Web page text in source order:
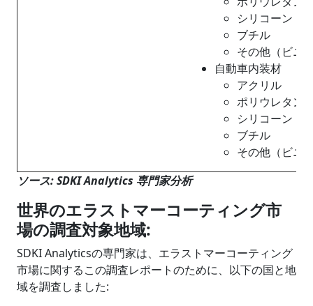
シリコーン
ブチル
その他（ビニ
自動車内装材
アクリル
ポリウレタン
シリコーン
ブチル
その他（ビニ
ソース: SDKI Analytics 専門家分析
世界のエラストマーコーティング市
場の調査対象地域:
SDKI Analyticsの専門家は、エラストマーコーティング
市場に関するこの調査レポートのために、以下の国と地
域を調査しました: